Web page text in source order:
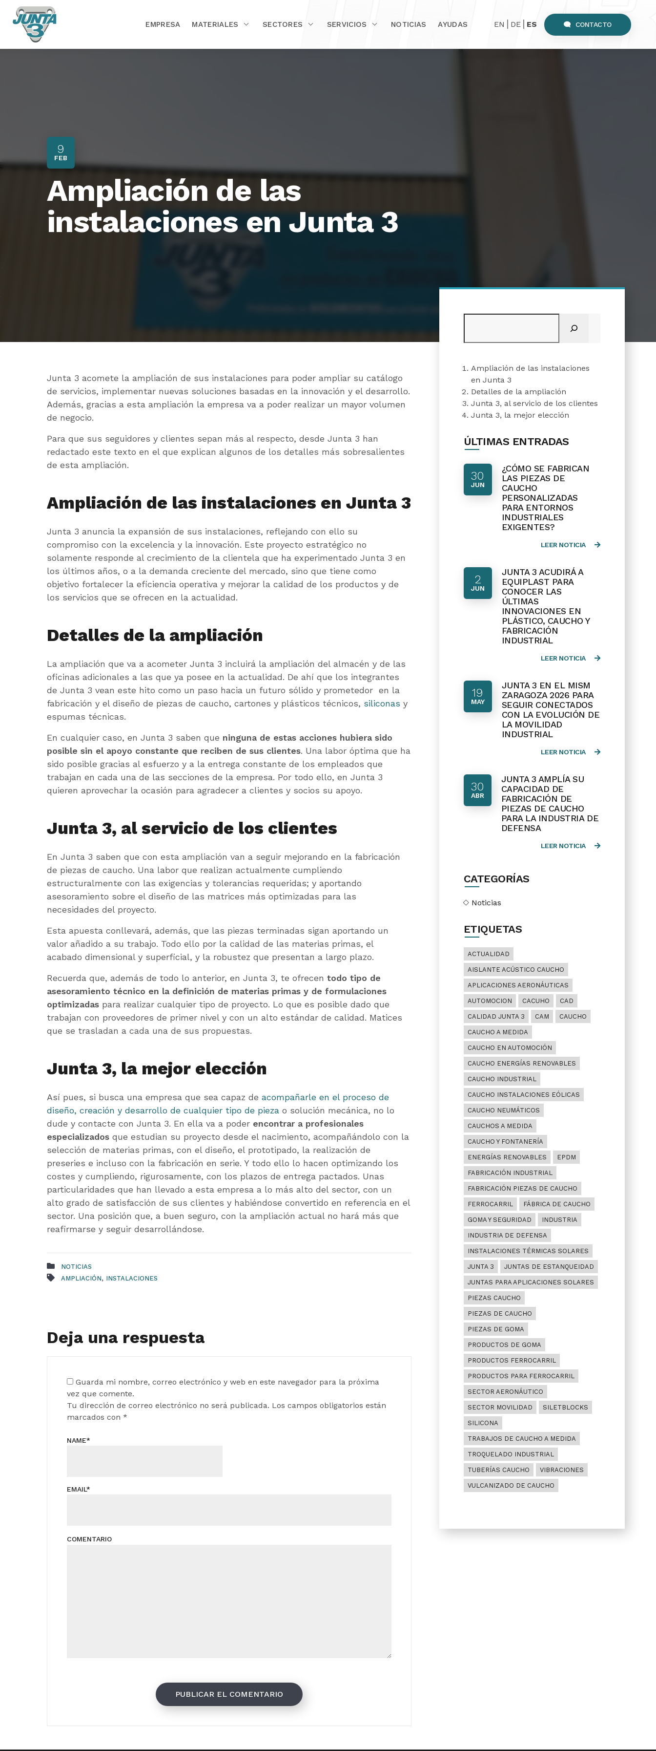
EMPRESA MATERIALES SECTORES SERVICIOS NOTICIAS AYUDAS EN DE ES CONTACTO
9
FEB
Ampliación de las
instalaciones en Junta 3
Junta 3 acomete la ampliación de sus instalaciones para poder ampliar su catálogo
de servicios, implementar nuevas soluciones basadas en la innovación y el desarrollo.
Además, gracias a esta ampliación la empresa va a poder realizar un mayor volumen
de negocio.
Para que sus seguidores y clientes sepan más al respecto, desde Junta 3 han
redactado este texto en el que explican algunos de los detalles más sobresalientes
de esta ampliación.
Ampliación de las instalaciones en Junta 3
Junta 3 anuncia la expansión de sus instalaciones, reflejando con ello su
compromiso con la excelencia y la innovación. Este proyecto estratégico no
solamente responde al crecimiento de la clientela que ha experimentado Junta 3 en
los últimos años, o a la demanda creciente del mercado, sino que tiene como
objetivo fortalecer la eficiencia operativa y mejorar la calidad de los productos y de
los servicios que se ofrecen en la actualidad.
Detalles de la ampliación
La ampliación que va a acometer Junta 3 incluirá la ampliación del almacén y de las
oficinas adicionales a las que ya posee en la actualidad. De ahí que los integrantes
de Junta 3 vean este hito como un paso hacia un futuro sólido y prometedor en la
fabricación y el diseño de piezas de caucho, cartones y plásticos técnicos, siliconas y
espumas técnicas.
En cualquier caso, en Junta 3 saben que ninguna de estas acciones hubiera sido
posible sin el apoyo constante que reciben de sus clientes. Una labor óptima que ha
sido posible gracias al esfuerzo y a la entrega constante de los empleados que
trabajan en cada una de las secciones de la empresa. Por todo ello, en Junta 3
quieren aprovechar la ocasión para agradecer a clientes y socios su apoyo.
Junta 3, al servicio de los clientes
En Junta 3 saben que con esta ampliación van a seguir mejorando en la fabricación
de piezas de caucho. Una labor que realizan actualmente cumpliendo
estructuralmente con las exigencias y tolerancias requeridas; y aportando
asesoramiento sobre el diseño de las matrices más optimizadas para las
necesidades del proyecto.
Esta apuesta conllevará, además, que las piezas terminadas sigan aportando un
valor añadido a su trabajo. Todo ello por la calidad de las materias primas, el
acabado dimensional y superficial, y la robustez que presentan a largo plazo.
Recuerda que, además de todo lo anterior, en Junta 3, te ofrecen todo tipo de
asesoramiento técnico en la definición de materias primas y de formulaciones
optimizadas para realizar cualquier tipo de proyecto. Lo que es posible dado que
trabajan con proveedores de primer nivel y con un alto estándar de calidad. Matices
que se trasladan a cada una de sus propuestas.
Junta 3, la mejor elección
Así pues, si busca una empresa que sea capaz de acompañarle en el proceso de
diseño, creación y desarrollo de cualquier tipo de pieza o solución mecánica, no lo
dude y contacte con Junta 3. En ella va a poder encontrar a profesionales
especializados que estudian su proyecto desde el nacimiento, acompañándolo con la
selección de materias primas, con el diseño, el prototipado, la realización de
preseries e incluso con la fabricación en serie. Y todo ello lo hacen optimizando los
costes y cumpliendo, rigurosamente, con los plazos de entrega pactados. Unas
particularidades que han llevado a esta empresa a lo más alto del sector, con un
alto grado de satisfacción de sus clientes y habiéndose convertido en referencia en el
sector. Una posición que, a buen seguro, con la ampliación actual no hará más que
reafirmarse y seguir desarrollándose.
NOTICIAS
AMPLIACIÓN, INSTALACIONES
Deja una respuesta
Tu dirección de correo electrónico no será publicada. Los campos obligatorios están
marcados con *
COMENTARIO
NAME*
EMAIL*
Guarda mi nombre, correo electrónico y web en este navegador para la próxima
vez que comente.
Ampliación de las instalaciones
en Junta 3
Detalles de la ampliación
Junta 3, al servicio de los clientes
Junta 3, la mejor elección
ÚLTIMAS ENTRADAS
30
JUN
¿CÓMO SE FABRICAN
LAS PIEZAS DE
CAUCHO
PERSONALIZADAS
PARA ENTORNOS
INDUSTRIALES
EXIGENTES?
LEER NOTICIA
2
JUN
JUNTA 3 ACUDIRÁ A
EQUIPLAST PARA
CONOCER LAS
ÚLTIMAS
INNOVACIONES EN
PLÁSTICO, CAUCHO Y
FABRICACIÓN
INDUSTRIAL
LEER NOTICIA
19
MAY
JUNTA 3 EN EL MISM
ZARAGOZA 2026 PARA
SEGUIR CONECTADOS
CON LA EVOLUCIÓN DE
LA MOVILIDAD
INDUSTRIAL
LEER NOTICIA
30
ABR
JUNTA 3 AMPLÍA SU
CAPACIDAD DE
FABRICACIÓN DE
PIEZAS DE CAUCHO
PARA LA INDUSTRIA DE
DEFENSA
LEER NOTICIA
CATEGORÍAS
Noticias
ETIQUETAS
ACTUALIDAD
AISLANTE ACÚSTICO CAUCHO
APLICACIONES AERONÁUTICAS
AUTOMOCION CACUHO CAD
CALIDAD JUNTA 3 CAM CAUCHO
CAUCHO A MEDIDA
CAUCHO EN AUTOMOCIÓN
CAUCHO ENERGÍAS RENOVABLES
CAUCHO INDUSTRIAL
CAUCHO INSTALACIONES EÓLICAS
CAUCHO NEUMÁTICOS
CAUCHOS A MEDIDA
CAUCHO Y FONTANERÍA
ENERGÍAS RENOVABLES EPDM
FABRICACIÓN INDUSTRIAL
FABRICACIÓN PIEZAS DE CAUCHO
FERROCARRIL FÁBRICA DE CAUCHO
GOMA Y SEGURIDAD INDUSTRIA
INDUSTRIA DE DEFENSA
INSTALACIONES TÉRMICAS SOLARES
JUNTA 3 JUNTAS DE ESTANQUEIDAD
JUNTAS PARA APLICACIONES SOLARES
PIEZAS CAUCHO
PIEZAS DE CAUCHO
PIEZAS DE GOMA
PRODUCTOS DE GOMA
PRODUCTOS FERROCARRIL
PRODUCTOS PARA FERROCARRIL
SECTOR AERONÁUTICO
SECTOR MOVILIDAD SILETBLOCKS
SILICONA
TRABAJOS DE CAUCHO A MEDIDA
TROQUELADO INDUSTRIAL
TUBERÍAS CAUCHO VIBRACIONES
VULCANIZADO DE CAUCHO